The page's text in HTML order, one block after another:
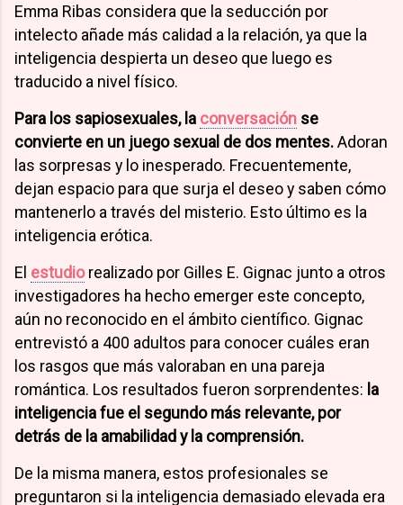
Emma Ribas considera que la seducción por
intelecto añade más calidad a la relación, ya que la
inteligencia despierta un deseo que luego es
traducido a nivel físico.
Para los sapiosexuales, la conversación se
convierte en un juego sexual de dos mentes.Adoran
las sorpresas y lo inesperado. Frecuentemente,
dejan espacio para que surja el deseo y saben cómo
mantenerlo a través del misterio. Esto último es la
inteligencia erótica.
El estudiorealizado por Gilles E. Gignac junto a otros
investigadores ha hecho emerger este concepto,
aún no reconocido en el ámbito científico. Gignac
entrevistó a 400 adultos para conocer cuáles eran
los rasgos que más valoraban en una pareja
romántica. Los resultados fueron sorprendentes: la
inteligencia fue el segundo más relevante, por
detrás de la amabilidad y la comprensión.
De la misma manera, estos profesionales se
preguntaron si la inteligencia demasiado elevada era